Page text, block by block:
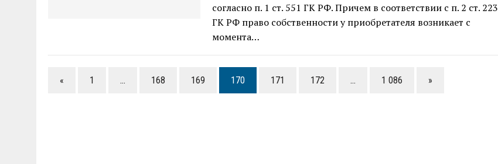
согласно п. 1 ст. 551 ГК РФ. Причем в соответствии с п. 2 ст. 223
ГК РФ право собственности у приобретателя возникает с
момента…
« 1 … 168 169 170 171 172 … 1 086 »